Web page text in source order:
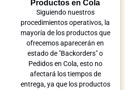
Productos en Cola
Siguiendo nuestros
procedimientos operativos, la
mayoría de los productos que
ofrecemos aparecerán en
estado de "Backorders" o
Pedidos en Cola, esto no
afectará los tiempos de
entrega, ya que los productos